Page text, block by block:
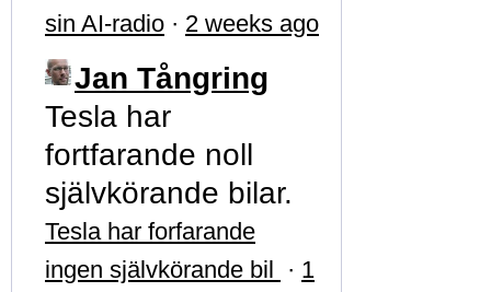
sin AI-radio · 2 weeks ago
Jan Tångring
Tesla har
fortfarande noll
självkörande bilar.
Tesla har forfarande
ingen självkörande bil · 1